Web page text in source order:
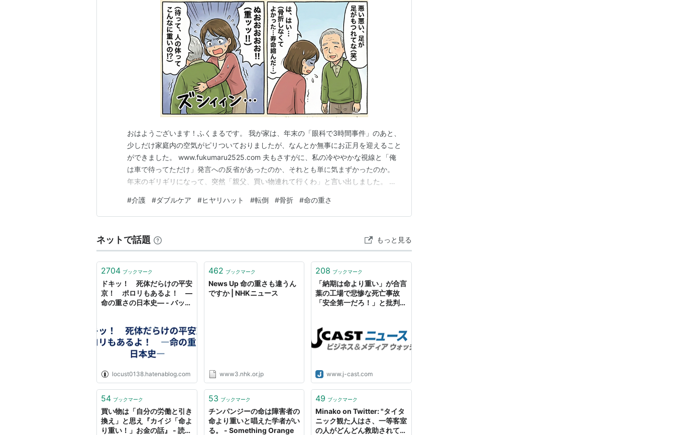
おはようございます！ふくまるです。 我が家は、年末の「眼科で3時間事件」のあと、
少しだけ家庭内の空気がピリついておりましたが、なんとか無事にお正月を迎えること
ができました。 www.fukumaru2525.com 夫もさすがに、私の冷ややかな視線と「俺
は車で待ってただけ」発言への反省があったのか、それとも単に気まずかったのか。
年末のギリギリになって、突然「親父、買い物連れて行くわ」と言い出しました。 夫
「行ってらっしゃい」と送り出しました。 帰ってきた義父の手には、日用品や飲み物
や好きなおやつ。 夫なりに、眼科で…
#介護 #ダブルケア #ヒヤリハット #転倒 #骨折 #命の重さ
ネットで話題 もっと見る
2704 ブックマーク
ドキッ！ 死体だらけの平安
京！ ポロリもあるよ！ ―
命の重さの日本史― - バッタ
locust0138.hatenablog.com
462 ブックマーク
News Up 命の重さも違うん
ですか | NHKニュース
www3.nhk.or.jp
208 ブックマーク
「納期は命より重い」が合言
葉の工場で悲惨な死亡事故
「安全第一だろ！」と批判殺
www.j-cast.com
54 ブックマーク
買い物は「自分の労働と引き
換え」と思え『カイジ「命よ
り重い！」お金の話』 - 読書
53 ブックマーク
チンパンジーの命は障害者の
命より重いと唱えた学者がい
る。 - Something Orange
49 ブックマーク
Minako on Twitter: "タイタ
ニック観た人はさ、一等客室
の人がどんどん救助されて、